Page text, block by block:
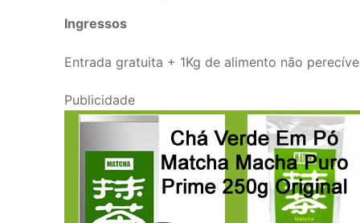
Ingressos
Entrada gratuita + 1Kg de alimento não
Publicidade